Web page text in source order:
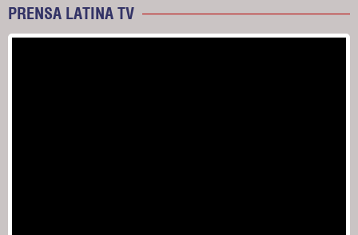
PRENSA LATINA TV